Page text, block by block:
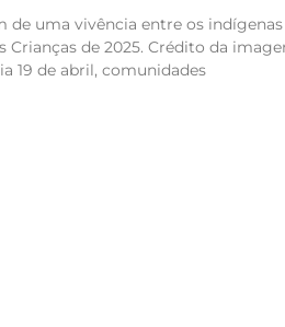
de uma vivência entre os indígenas
Crianças de 2025. Crédito da
19 de abril, comunidades